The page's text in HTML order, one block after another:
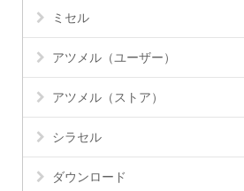
ミセル
アツメル（ユーザー）
アツメル（ストア）
シラセル
ダウンロード